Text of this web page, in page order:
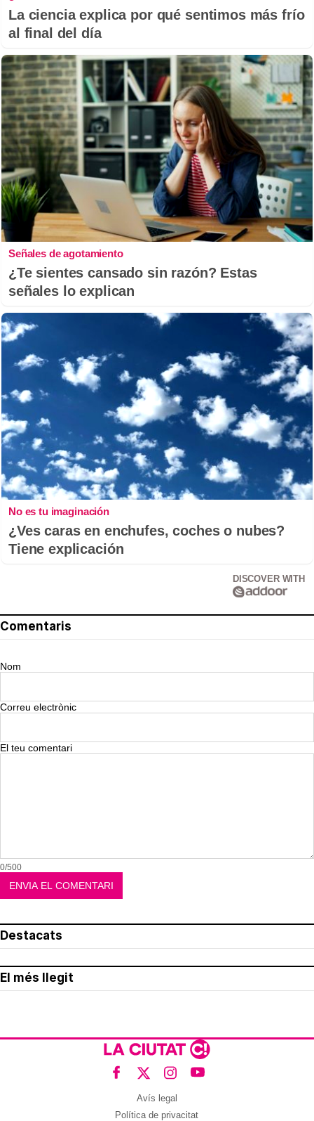
La ciencia explica por qué sentimos más frío
al final del día
Señales de agotamiento
¿Te sientes cansado sin razón? Estas
señales lo explican
No es tu imaginación
¿Ves caras en enchufes, coches o nubes?
Tiene explicación
DISCOVER WITH
Comentaris
Nom
Correu electrònic
El teu comentari
0/500
Destacats
El més llegit
Avís legal
Política de privacitat